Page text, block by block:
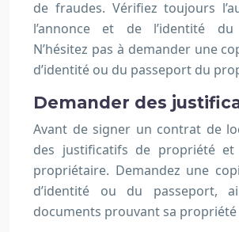
de fraudes. Vérifiez toujours
l’annonce et de l’identité du
N’hésitez pas à demander une
d’identité ou du passeport du
Demander des
Avant de signer un contrat de
des justificatifs de propriété et
propriétaire. Demandez une
d’identité ou du passeport,
documents prouvant sa propriété